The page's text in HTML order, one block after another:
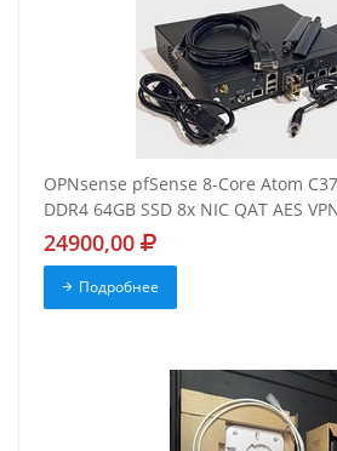
OPNsense pfSense 8-Core Atom
DDR4 64GB SSD 8x NIC QAT AES
24900,00
Подробнее